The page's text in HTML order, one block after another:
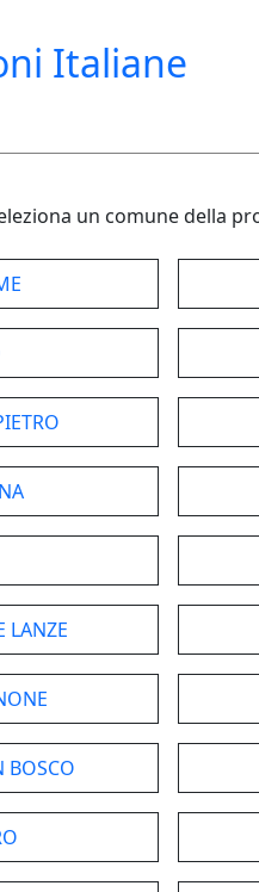
Italiane
un comune della
LANZE
BOSCO